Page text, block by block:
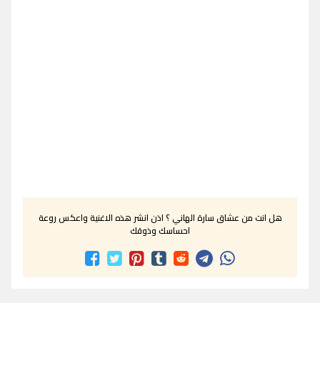
هل انت من عشاق سارة الهاني ؟ اذن انشر هذه الاغنية واعكس روعة
احساسك وذوقك